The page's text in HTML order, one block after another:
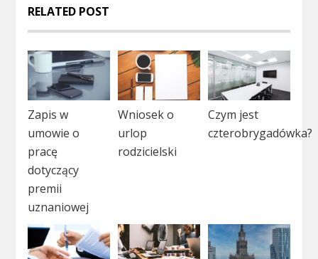
RELATED POST
Zapis w
umowie o
pracę
dotyczący
premii
uznaniowej
Wniosek o
urlop
rodzicielski
Czym jest
czterobrygadówka?